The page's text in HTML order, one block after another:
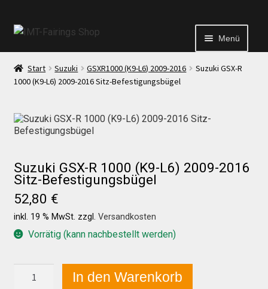
Menü
Start
Echtheit von Bewertungen
News
Test Startseite
Start Suzuki GSXR1000 (K9-L6) 2009-2016
Suzuki GSX-R
1000 (K9-L6) 2009-2016 Sitz-Befestigungsbügel
Suzuki GSX-R 1000 (K9-L6) 2009-2016
Sitz-Befestigungsbügel
52,80 €
inkl. 19 % MwSt. zzgl. Versandkosten
Vorrätig (kann nachbestellt werden)
GSX-
In den Warenkorb